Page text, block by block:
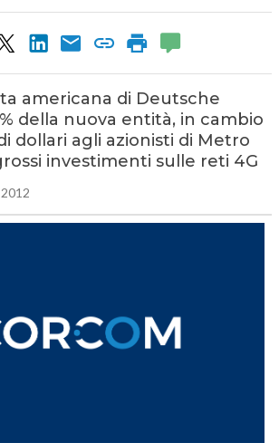
americana di Deutsche
della nuova entità, in cambio
dollari agli azionisti di Metro
investimenti sulle reti 4G